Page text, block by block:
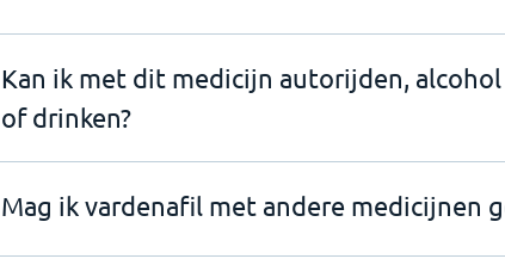
Kan ik met dit medicijn autorijden,
of drinken?
Mag ik vardenafil met andere medicijnen